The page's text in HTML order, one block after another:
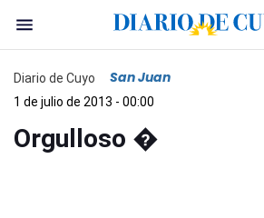
Diario de Cuyo San Juan
1 de julio de 2013 - 00:00
Orgulloso �